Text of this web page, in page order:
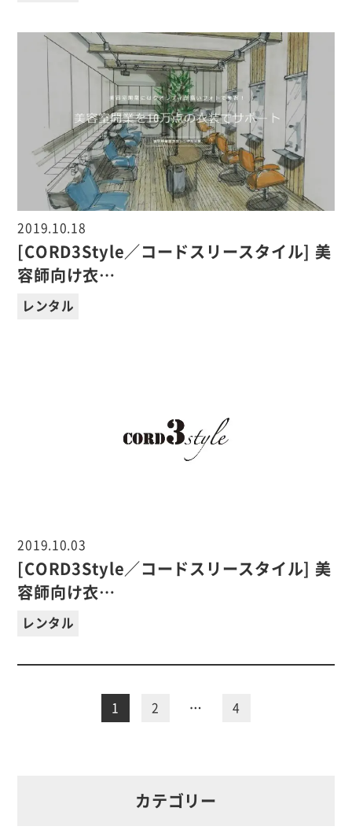
2019.10.18
[CORD3Style／コードスリースタイル] 美
容師向け衣…
レンタル
2019.10.03
[CORD3Style／コードスリースタイル] 美
容師向け衣…
レンタル
1 2 … 4
カテゴリー